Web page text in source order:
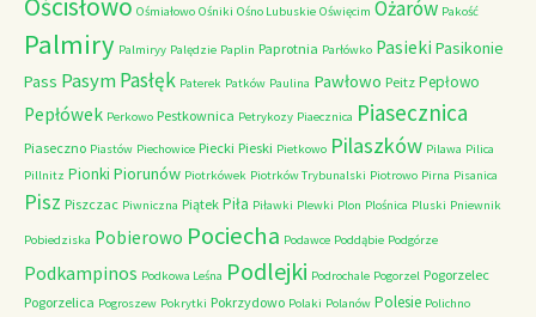
Ościsłowo Ośmiałowo Ośniki Ośno Lubuskie Oświęcim Ożarów Pakość
Palmiry Palmiryy Palędzie Paplin Paprotnia Parłówko Pasieki Pasikonie
Pass PasymPasłęk Paterek Patków Paulina Pawłowo Peitz Pepłowo
Pepłówek Perkowo Pestkownica Petrykozy Piaecznica Piasecznica
Piaseczno Piastów Piechowice Piecki Pieski Pietkowo Pilaszków Pilawa Pilica
Pillnitz Pionki Piorunów Piotrkówek Piotrków Trybunalski Piotrowo Pirna Pisanica
Pisz Piszczac Piwniczna Piątek Piła Piławki Plewki Plon Plośnica Pluski Pniewnik
Pobiedziska Pobierowo Pociecha Podawce Poddąbie Podgórze
Podkampinos Podkowa Leśna Podlejki Podrochale Pogorzel Pogorzelec
Pogorzelica Pogroszew Pokrytki Pokrzydowo Polaki Polanów Polesie Polichno